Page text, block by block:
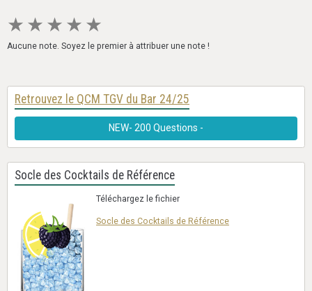
★ ★ ★ ★ ★
Aucune note. Soyez le premier à attribuer une note !
Retrouvez le QCM TGV du Bar 24/25
NEW- 200 Questions -
Socle des Cocktails de Référence
Téléchargez le fichier
Socle des Cocktails de Référence